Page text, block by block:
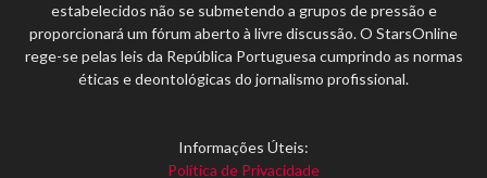
estabelecidos não se submetendo a grupos de pressão e
proporcionará um fórum aberto à livre discussão. O StarsOnline
rege-se pelas leis da República Portuguesa cumprindo as normas
éticas e deontológicas do jornalismo profissional.
Informações Úteis:
Política de Privacidade